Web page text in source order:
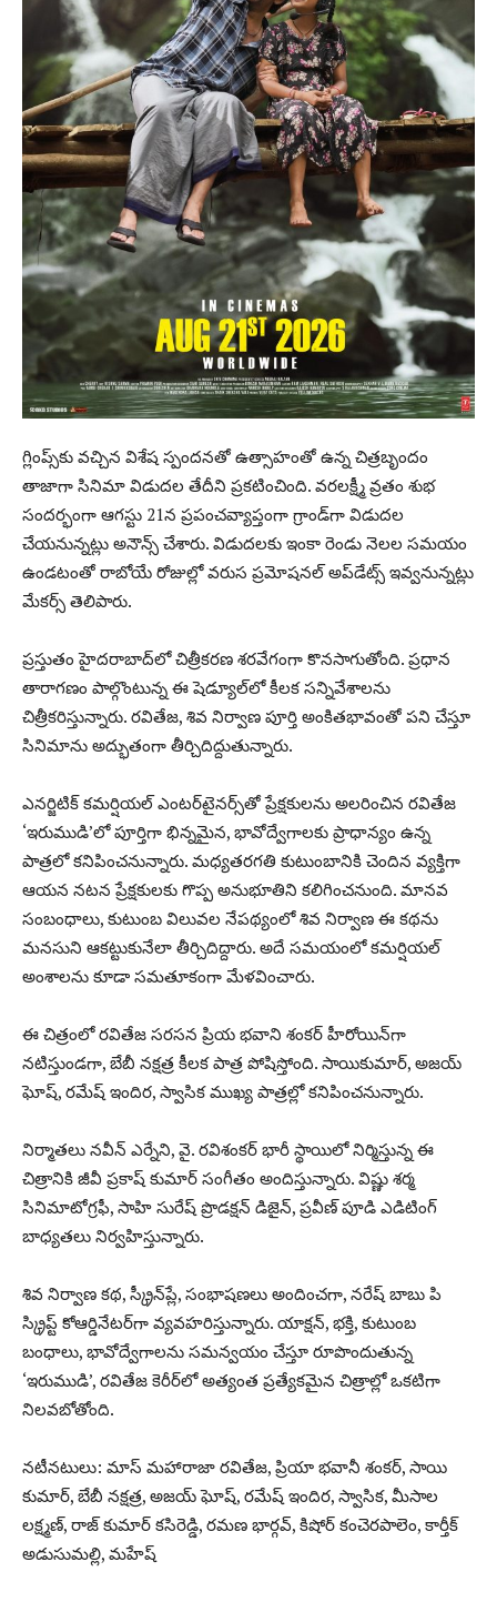
గ్లింప్స్‌కు వచ్చిన విశేష స్పందనతో ఉత్సాహంతో ఉన్న చిత్రబృందం
తాజాగా సినిమా విడుదల తేదీని ప్రకటించింది. వరలక్ష్మీ వ్రతం శుభ
సందర్భంగా ఆగస్టు 21న ప్రపంచవ్యాప్తంగా గ్రాండ్‌గా విడుదల
చేయనున్నట్లు అనౌన్స్ చేశారు. విడుదలకు ఇంకా రెండు నెలల సమయం
ఉండటంతో రాబోయే రోజుల్లో వరుస ప్రమోషనల్ అప్‌డేట్స్ ఇవ్వనున్నట్లు
మేకర్స్ తెలిపారు.
ప్రస్తుతం హైదరాబాద్‌లో చిత్రీకరణ శరవేగంగా కొనసాగుతోంది. ప్రధాన
తారాగణం పాల్గొంటున్న ఈ షెడ్యూల్‌లో కీలక సన్నివేశాలను
చిత్రీకరిస్తున్నారు. రవితేజ, శివ నిర్వాణ పూర్తి అంకితభావంతో పని చేస్తూ
సినిమాను అద్భుతంగా తీర్చిదిద్దుతున్నారు.
ఎనర్జిటిక్ కమర్షియల్ ఎంటర్‌టైనర్స్‌తో ప్రేక్షకులను అలరించిన రవితేజ
‘ఇరుముడి’లో పూర్తిగా భిన్నమైన, భావోద్వేగాలకు ప్రాధాన్యం ఉన్న
పాత్రలో కనిపించనున్నారు. మధ్యతరగతి కుటుంబానికి చెందిన వ్యక్తిగా
ఆయన నటన ప్రేక్షకులకు గొప్ప అనుభూతిని కలిగించనుంది. మానవ
సంబంధాలు, కుటుంబ విలువల నేపథ్యంలో శివ నిర్వాణ ఈ కథను
మనసుని ఆకట్టుకునేలా తీర్చిదిద్దారు. అదే సమయంలో కమర్షియల్
అంశాలను కూడా సమతూకంగా మేళవించారు.
ఈ చిత్రంలో రవితేజ సరసన ప్రియ భవాని శంకర్ హీరోయిన్‌గా
నటిస్తుండగా, బేబీ నక్షత్ర కీలక పాత్ర పోషిస్తోంది. సాయికుమార్, అజయ్
ఘోష్, రమేష్ ఇందిర, స్వాసిక ముఖ్య పాత్రల్లో కనిపించనున్నారు.
నిర్మాతలు నవీన్ ఎర్నేని, వై. రవిశంకర్ భారీ స్థాయిలో నిర్మిస్తున్న ఈ
చిత్రానికి జీవీ ప్రకాష్ కుమార్ సంగీతం అందిస్తున్నారు. విష్ణు శర్మ
సినిమాటోగ్రఫీ, సాహి సురేష్ ప్రొడక్షన్ డిజైన్, ప్రవీణ్ పూడి ఎడిటింగ్
బాధ్యతలు నిర్వహిస్తున్నారు.
శివ నిర్వాణ కథ, స్క్రీన్‌ప్లే, సంభాషణలు అందించగా, నరేష్ బాబు పి
స్క్రిప్ట్ కోఆర్డినేటర్‌గా వ్యవహరిస్తున్నారు. యాక్షన్, భక్తి, కుటుంబ
బంధాలు, భావోద్వేగాలను సమన్వయం చేస్తూ రూపొందుతున్న
‘ఇరుముడి’, రవితేజ కెరీర్‌లో అత్యంత ప్రత్యేకమైన చిత్రాల్లో ఒకటిగా
నిలవబోతోంది.
నటీనటులు: మాస్ మహారాజా రవితేజ, ప్రియా భవానీ శంకర్, సాయి
కుమార్, బేబీ నక్షత్ర, అజయ్ ఘోష్, రమేష్ ఇందిర, స్వాసిక, మీసాల
లక్ష్మణ్, రాజ్ కుమార్ కసిరెడ్డి, రమణ భార్గవ్, కిషోర్ కంచెరపాలెం, కార్తీక్
అడుసుమల్లి, మహేష్